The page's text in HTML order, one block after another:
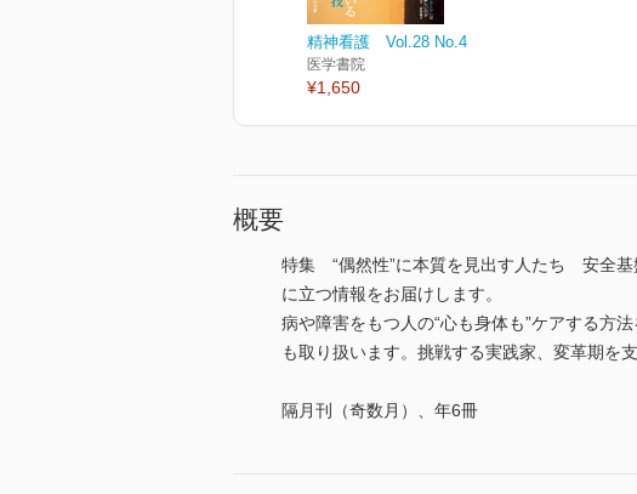
精神看護 Vol.28 No.4
医学書院
¥1,650
概要
特集 “偶然性”に本質を見出す人たち 安全基
に立つ情報をお届けします。
病や障害をもつ人の“心も身体も”ケアする方
も取り扱います。挑戦する実践家、変革期を
隔月刊（奇数月）、年6冊